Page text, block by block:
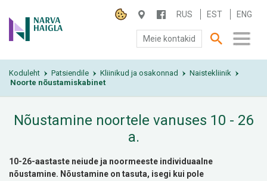
RUS EST ENG
Meie kontakid
SA NARVA HAIGLA
Koduleht Patsiendile Kliinikud ja osakonnad Naistekliinik
Noorte nõustamiskabinet
Nõustamine noortele vanuses 10 - 26
a.
10-26-aastaste neiude ja noormeeste individuaalne
nõustamine. Nõustamine on tasuta, isegi kui pole